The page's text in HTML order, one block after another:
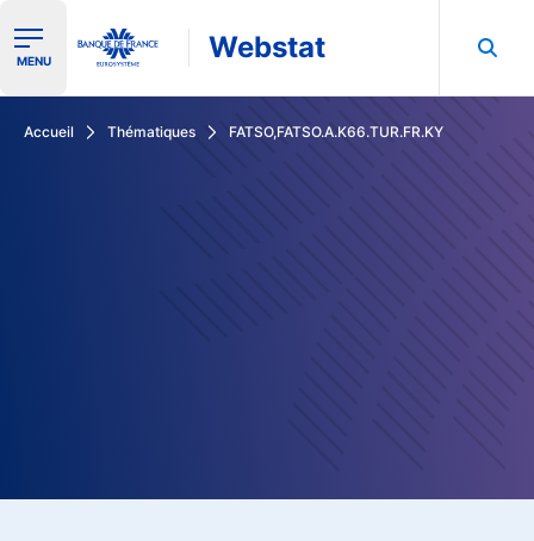
Ouvrir le menu de navigation
MENU Webstat
Accueil Thématiques FATSO,FATSO.A.K66.TUR.FR.KY